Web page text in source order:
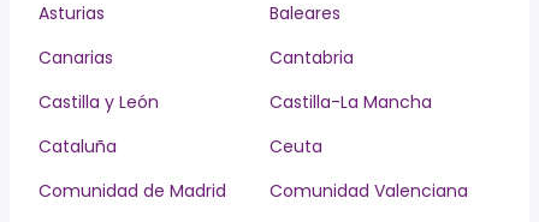
Asturias
Baleares
Canarias
Cantabria
Castilla y León
Castilla-La Mancha
Cataluña
Ceuta
Comunidad de Madrid
Comunidad Valenciana